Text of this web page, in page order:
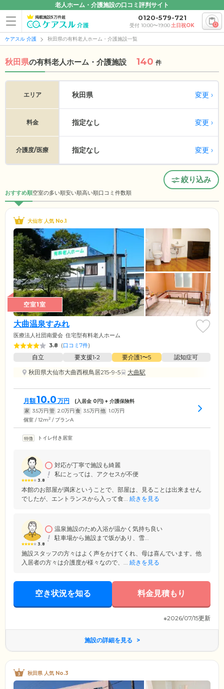
老人ホーム・介護施設の口コミ評判サイト
掲載施設5万件超 0120-579-721
受付 10:00〜19:00土日祝OK 0
ケアスル 介護 秋田県の有料老人ホーム・介護施設一覧
秋田県の有料老人ホーム・介護施設 140 件
エリア 秋田県 変更
料金 指定なし 変更
介護度/医療 指定なし 変更
絞り込み
おすすめ順空室の多い順安い順高い順口コミ件数順
大仙市 人気 No.1
空室1室
大曲温泉すみれ
医療法人社団南愛会 住宅型有料老人ホーム
3.8 (口コミ7件)
自立 要支援1•2 要介護1〜5
認知症可
秋田県大仙市大曲西根鳥居215-9-5
大曲駅
月額10.0 万円 (入居金 0円) + 介護保険料
家 3.5万円 管 2.0万円 食 3.5万円 他 1.0万円
個室 / 12m2 / プランA
トイレ付き居室
3.8
対応が丁寧で施設も綺麗
私にとっては、アクセスが不便
本館のお部屋が満床ということで、部屋は、見ることは出来ません
でしたが、エントランスから入って食... 続きを見る
3.8
温泉施設のため入浴が温かく気持ち良い
駐車場から施設まで坂があり、雪...
施設スタッフの方々はよく声をかけてくれ、母は喜んでいます。他
入居者の方々は介護度が様々なので、... 続きを見る
空き状況を知る 料金見積もり
※2026/07/15更新
施設の詳細を見る
秋田県 人気 No.3